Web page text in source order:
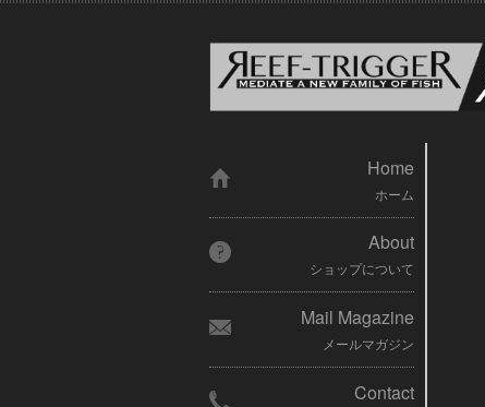
Home
ホーム
About
ショップについて
Mail Magazine
メールマガジン
Contact